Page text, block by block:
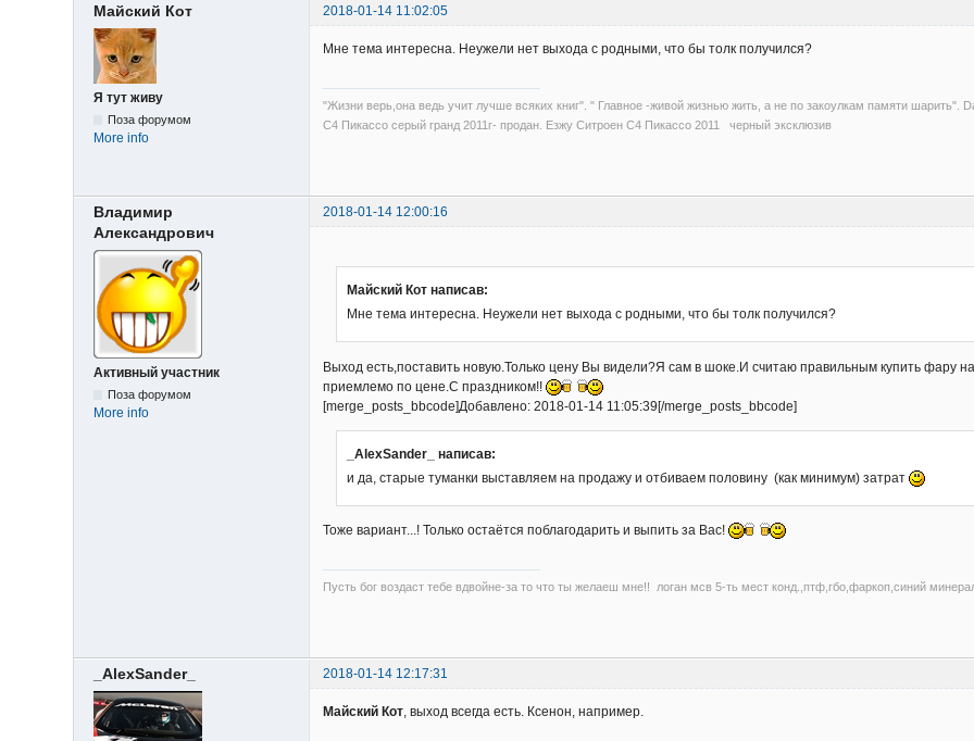
Майский Кот 2018-01-14 11:02:05
Я тут живу
Поза форумом
More info
Мне тема интересна. Неужели нет выхода с родными, что бы толк получился?
"Жизни верь,она ведь учит лучше всяких книг". " Главное -живой жизнью жить, а не по закоулкам памяти шарить".
С4 Пикассо серый гранд 2011г- продан. Езжу Ситроен С4 Пикассо 2011 черный эксклюзив
Владимир
Александрович
2018-01-14 12:00:16
Активный участник
Поза форумом
More info
Майский Кот написав:
Мне тема интересна. Неужели нет выхода с родными, что бы толк получился?
Выход есть,поставить новую.Только цену Вы видели?Я сам в шоке.И считаю правильным купить фару
приемлемо по цене.С праздником!!
[merge_posts_bbcode]Добавлено: 2018-01-14 11:05:39[/merge_posts_bbcode]
_AlexSander_ написав:
и да, старые туманки выставляем на продажу и отбиваем половину (как минимум) затрат
Тоже вариант...! Только остаётся поблагодарить и выпить за Вас!
Пусть бог воздаст тебе вдвойне-за то что ты желаеш мне!! логан мсв 5-ть мест конд.,птф,гбо,фаркоп,синий
_AlexSander_ 2018-01-14 12:17:31
Майский Кот, выход всегда есть. Ксенон, например.